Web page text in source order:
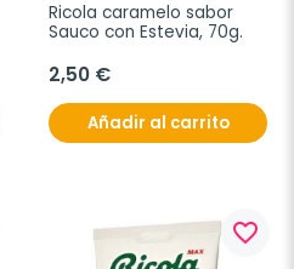
Ricola caramelo sabor
Sauco con Estevia, 70g.
2,50 €
Añadir al carrito
favorite_border